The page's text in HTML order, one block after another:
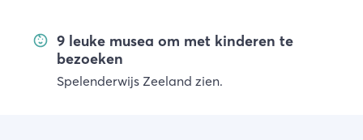
9 leuke musea om met kinderen te
bezoeken
Spelenderwijs Zeeland zien.